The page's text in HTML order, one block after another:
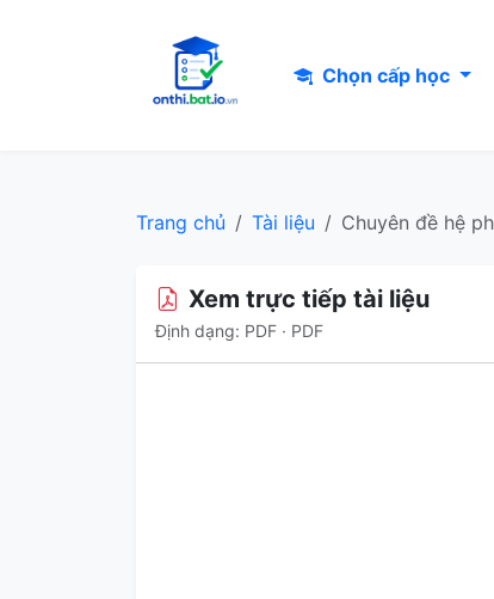
Chọn cấp học
Trang chủ Tài liệu Chuyên đề hệ
Xem trực tiếp tài liệu
Định dạng: PDF · PDF